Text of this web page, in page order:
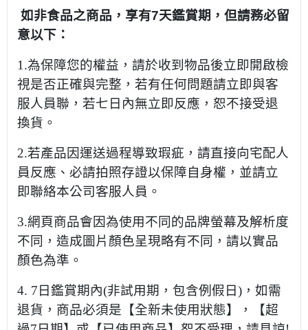
如非食品之商品，享有7天鑑賞期，但請務必留
意以下：
1.為保障您的權益，請於收到物品後立即開啟檢
視是否正確與完整，若有任何問題請立即與客
服人員聯，若七日內無立即反應，恕不接受退
換貨。
2.若產品因運送過程導致瑕疵，請直接向宅配人
員反應、必請拍照存證以保障自身權，並請立
即聯絡本公司客服人員。
3.網頁商品會因為使用不同的品牌螢幕及解析度
不同，造成圖片顏色呈現略有不同，請以實品
顏色為準。
4. 7日鑑賞期內(非試用期，包含例假日)，如需
退貨，商品必須是【全新未使用狀態】，【超